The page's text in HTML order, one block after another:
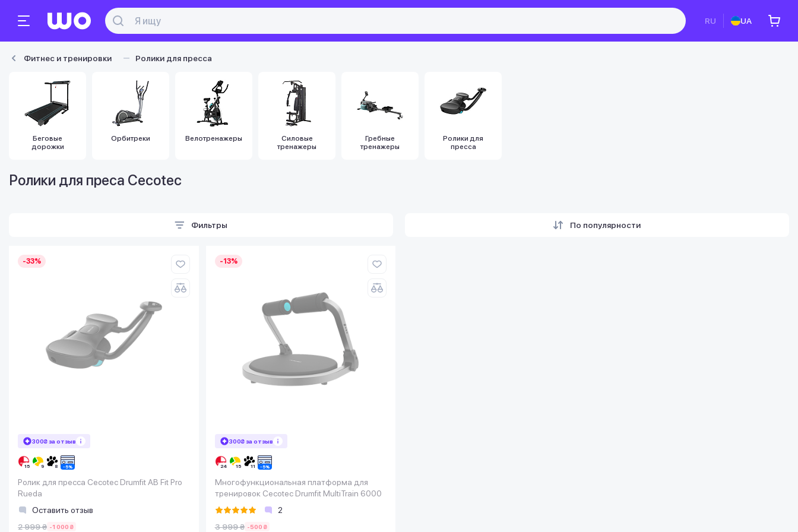
RU UA
Фитнес и тренировки Ролики для пресса
Беговые
дорожки
Орбитреки Велотренажеры
Силовые
тренажеры
Гребные
тренажеры
Ролики для
пресса
Ролики для преса Cecotec
Фильтры По популярности
-33%
300₴ за отзыв
Ролик для пресса Cecotec Drumfit AB Fit Pro
Rueda
Оставить отзыв
2 999 ₴ -1 000 ₴
-13%
300₴ за отзыв
Многофункциональная платформа для
тренировок Cecotec Drumfit MultiTrain 6000
2
3 999 ₴ -500 ₴